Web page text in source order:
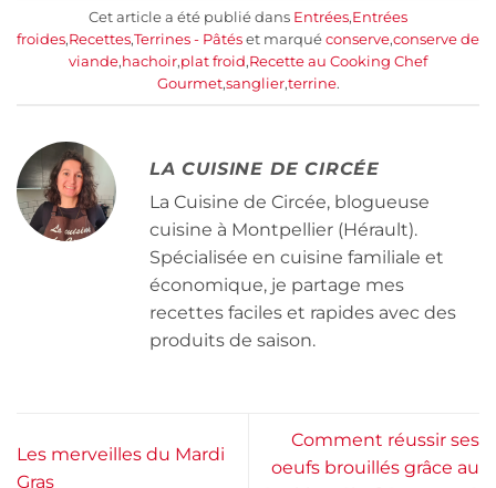
Cet article a été publié dans Entrées,Entrées
froides,Recettes,Terrines - Pâtés et marqué conserve,conserve de
viande,hachoir,plat froid,Recette au Cooking Chef
Gourmet,sanglier,terrine.
LA CUISINE DE CIRCÉE
La Cuisine de Circée, blogueuse
cuisine à Montpellier (Hérault).
Spécialisée en cuisine familiale et
économique, je partage mes
recettes faciles et rapides avec des
produits de saison.
Les merveilles du Mardi
Gras
Comment réussir ses
oeufs brouillés grâce au